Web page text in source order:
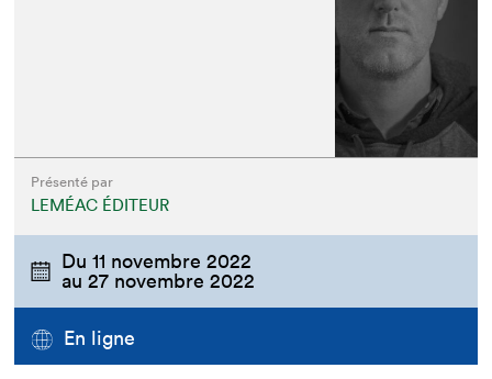
Présenté par
LEMÉAC ÉDITEUR
Du11 novembre 2022
au27 novembre 2022
En ligne